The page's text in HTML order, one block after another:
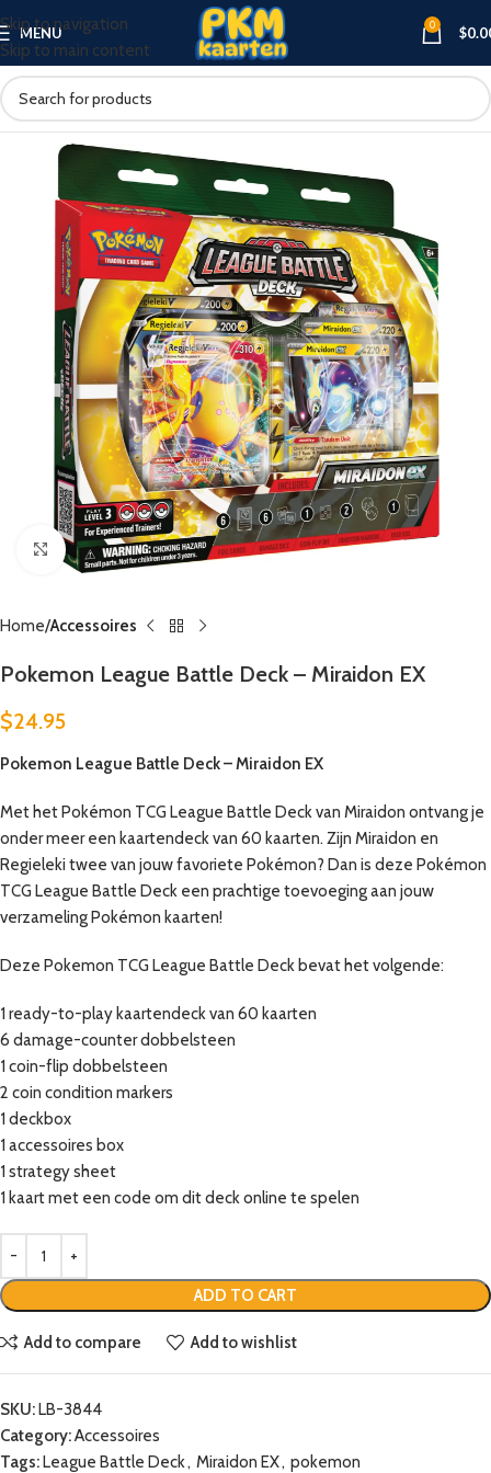
Skip to navigation
Skip to main content
MENU 0 $
Click to enlarge
Home Accessoires
Pokemon League Battle Deck – Miraidon EX
$24.95
Pokemon League Battle Deck – Miraidon EX
Met het Pokémon TCG League Battle Deck van Miraidon ontvang je
onder meer een kaartendeck van 60 kaarten. Zijn Miraidon en
Regieleki twee van jouw favoriete Pokémon? Dan is deze Pokémon
TCG League Battle Deck een prachtige toevoeging aan jouw
verzameling Pokémon kaarten!
Deze Pokemon TCG League Battle Deck bevat het volgende:
1 ready-to-play kaartendeck van 60 kaarten
6 damage-counter dobbelsteen
1 coin-flip dobbelsteen
2 coin condition markers
1 deckbox
1 accessoires box
1 strategy sheet
1 kaart met een code om dit deck online te spelen
ADD TO CART
Add to compare Add to wishlist
SKU:LB-3844
Category:Accessoires
Tags:League Battle Deck, Miraidon EX, pokemon